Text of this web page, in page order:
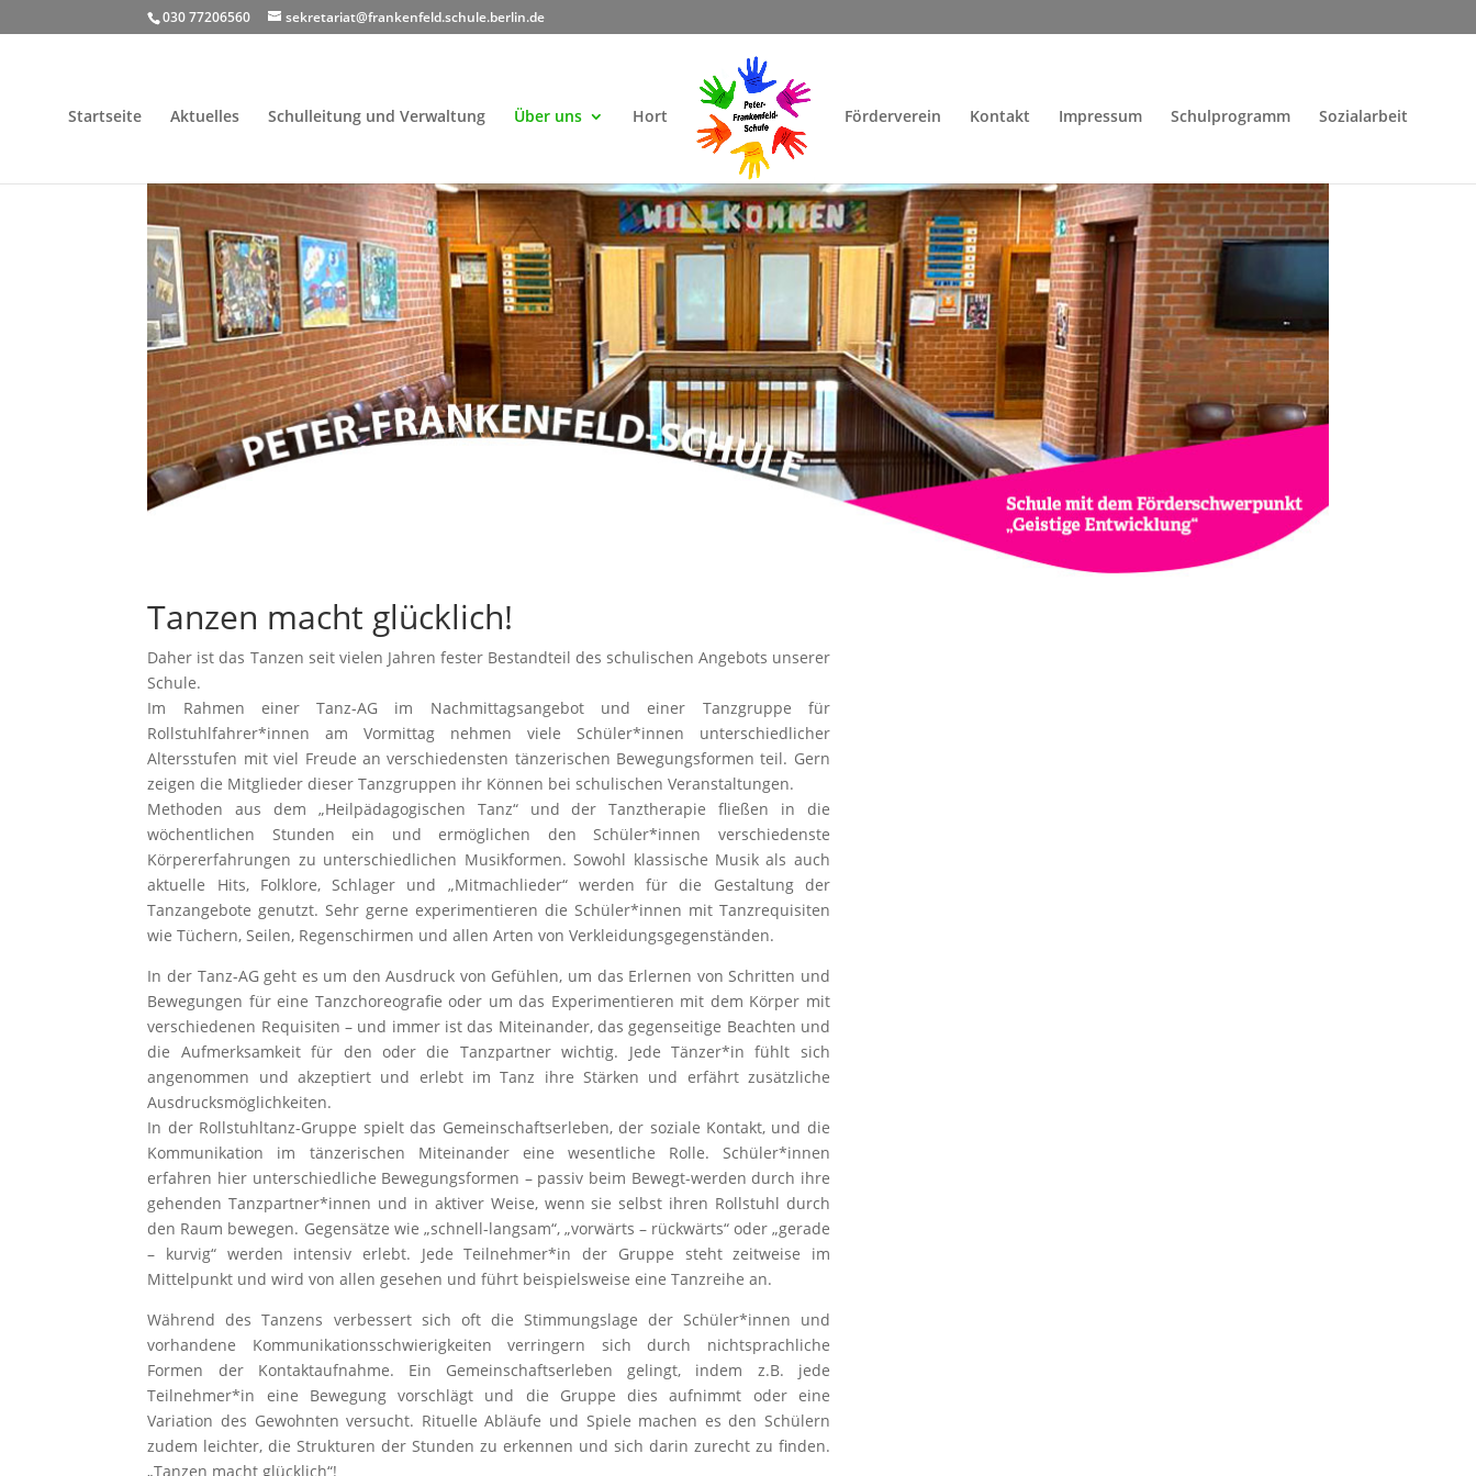
030 77206560 sekretariat@frankenfeld.schule.berlin.de
Startseite Aktuelles Schulleitung und Verwaltung Über uns Hort Förderverein Kontakt Impressum Schulprogramm Sozialarbeit
Tanzen macht glücklich!
Daher ist das Tanzen seit vielen Jahren fester Bestandteil des schulischen Angebots unserer
Schule.
Im Rahmen einer Tanz-AG im Nachmittagsangebot und einer Tanzgruppe für
Rollstuhlfahrer*innen am Vormittag nehmen viele Schüler*innen unterschiedlicher
Altersstufen mit viel Freude an verschiedensten tänzerischen Bewegungsformen teil. Gern
zeigen die Mitglieder dieser Tanzgruppen ihr Können bei schulischen Veranstaltungen.
Methoden aus dem „Heilpädagogischen Tanz“ und der Tanztherapie fließen in die
wöchentlichen Stunden ein und ermöglichen den Schüler*innen verschiedenste
Körpererfahrungen zu unterschiedlichen Musikformen. Sowohl klassische Musik als auch
aktuelle Hits, Folklore, Schlager und „Mitmachlieder“ werden für die Gestaltung der
Tanzangebote genutzt. Sehr gerne experimentieren die Schüler*innen mit Tanzrequisiten
wie Tüchern, Seilen, Regenschirmen und allen Arten von Verkleidungsgegenständen.
In der Tanz-AG geht es um den Ausdruck von Gefühlen, um das Erlernen von Schritten und
Bewegungen für eine Tanzchoreografie oder um das Experimentieren mit dem Körper mit
verschiedenen Requisiten – und immer ist das Miteinander, das gegenseitige Beachten und
die Aufmerksamkeit für den oder die Tanzpartner wichtig. Jede Tänzer*in fühlt sich
angenommen und akzeptiert und erlebt im Tanz ihre Stärken und erfährt zusätzliche
Ausdrucksmöglichkeiten.
In der Rollstuhltanz-Gruppe spielt das Gemeinschaftserleben, der soziale Kontakt, und die
Kommunikation im tänzerischen Miteinander eine wesentliche Rolle. Schüler*innen
erfahren hier unterschiedliche Bewegungsformen – passiv beim Bewegt-werden durch ihre
gehenden Tanzpartner*innen und in aktiver Weise, wenn sie selbst ihren Rollstuhl durch
den Raum bewegen. Gegensätze wie „schnell-langsam“, „vorwärts – rückwärts“ oder „gerade
– kurvig“ werden intensiv erlebt. Jede Teilnehmer*in der Gruppe steht zeitweise im
Mittelpunkt und wird von allen gesehen und führt beispielsweise eine Tanzreihe an.
Während des Tanzens verbessert sich oft die Stimmungslage der Schüler*innen und
vorhandene Kommunikationsschwierigkeiten verringern sich durch nichtsprachliche
Formen der Kontaktaufnahme. Ein Gemeinschaftserleben gelingt, indem z.B. jede
Teilnehmer*in eine Bewegung vorschlägt und die Gruppe dies aufnimmt oder eine
Variation des Gewohnten versucht. Rituelle Abläufe und Spiele machen es den Schülern
zudem leichter, die Strukturen der Stunden zu erkennen und sich darin zurecht zu finden.
„Tanzen macht glücklich“!